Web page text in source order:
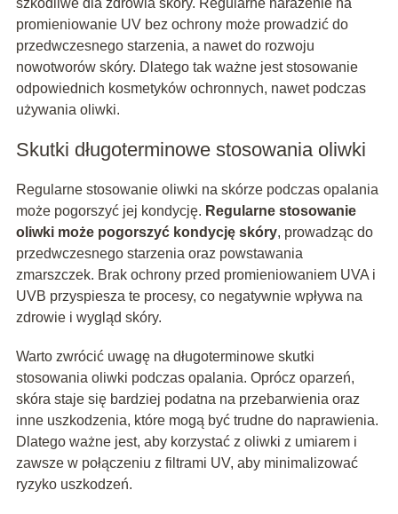
szkodliwe dla zdrowia skóry. Regularne narażenie na
promieniowanie UV bez ochrony może prowadzić do
przedwczesnego starzenia, a nawet do rozwoju
nowotworów skóry. Dlatego tak ważne jest stosowanie
odpowiednich kosmetyków ochronnych, nawet podczas
używania oliwki.
Skutki długoterminowe stosowania oliwki
Regularne stosowanie oliwki na skórze podczas opalania
może pogorszyć jej kondycję. Regularne stosowanie
oliwki może pogorszyć kondycję skóry, prowadząc do
przedwczesnego starzenia oraz powstawania
zmarszczek. Brak ochrony przed promieniowaniem UVA i
UVB przyspiesza te procesy, co negatywnie wpływa na
zdrowie i wygląd skóry.
Warto zwrócić uwagę na długoterminowe skutki
stosowania oliwki podczas opalania. Oprócz oparzeń,
skóra staje się bardziej podatna na przebarwienia oraz
inne uszkodzenia, które mogą być trudne do naprawienia.
Dlatego ważne jest, aby korzystać z oliwki z umiarem i
zawsze w połączeniu z filtrami UV, aby minimalizować
ryzyko uszkodzeń.